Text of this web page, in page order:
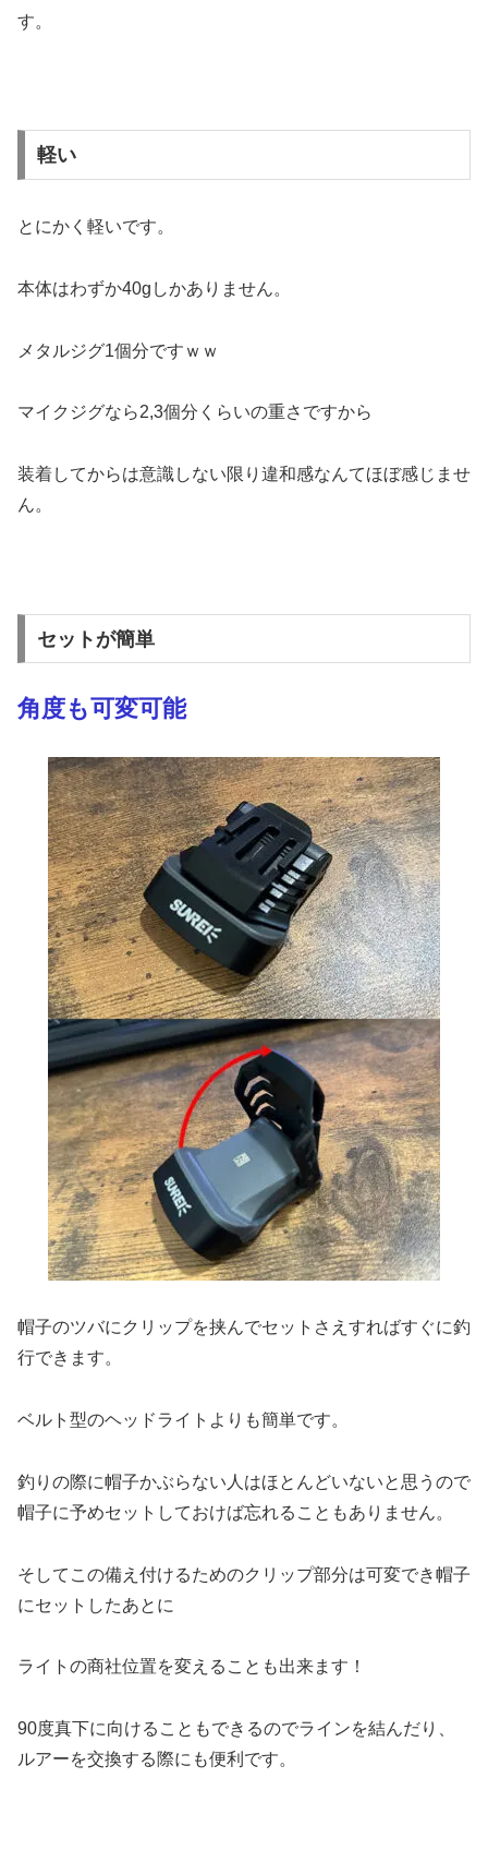
す。
軽い
とにかく軽いです。
本体はわずか40gしかありません。
メタルジグ1個分ですｗｗ
マイクジグなら2,3個分くらいの重さですから
装着してからは意識しない限り違和感なんてほぼ感じませ
ん。
セットが簡単
角度も可変可能
帽子のツバにクリップを挟んでセットさえすればすぐに釣
行できます。
ベルト型のヘッドライトよりも簡単です。
釣りの際に帽子かぶらない人はほとんどいないと思うので
帽子に予めセットしておけば忘れることもありません。
そしてこの備え付けるためのクリップ部分は可変でき帽子
にセットしたあとに
ライトの商社位置を変えることも出来ます！
90度真下に向けることもできるのでラインを結んだり、
ルアーを交換する際にも便利です。